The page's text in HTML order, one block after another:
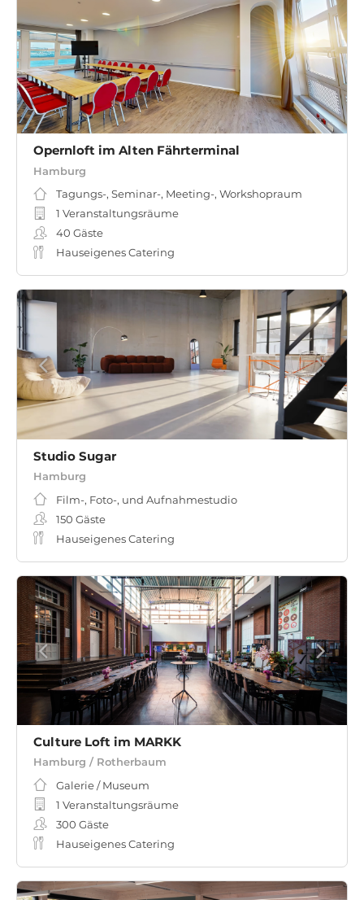
Opernloft im Alten Fährterminal
Hamburg
Tagungs-, Seminar-, Meeting-, Workshopraum
1 Veranstaltungsräume
40 Gäste
Hauseigenes Catering
Studio Sugar
Hamburg
Film-, Foto-, und Aufnahmestudio
150 Gäste
Hauseigenes Catering
Culture Loft im MARKK
Hamburg / Rotherbaum
Galerie / Museum
1 Veranstaltungsräume
300 Gäste
Hauseigenes Catering